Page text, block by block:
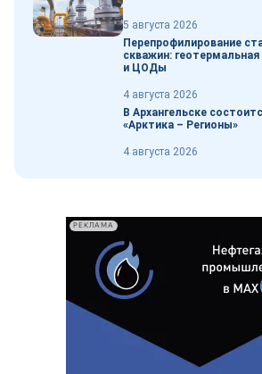
5 августа 2026
Перепрофилирование
скважин:
и ЦОДы
4 августа 2026
В Архангельске
«Арктика – Регионы»
4 августа 2026
РЕКЛАМА